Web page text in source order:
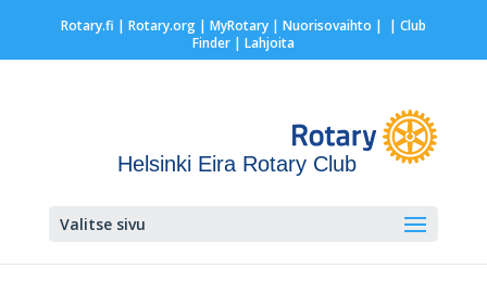
Rotary.fi | Rotary.org| MyRotary | Nuorisovaihto | | Club
Finder| Lahjoita
Helsinki Eira Rotary Club
Valitse sivu